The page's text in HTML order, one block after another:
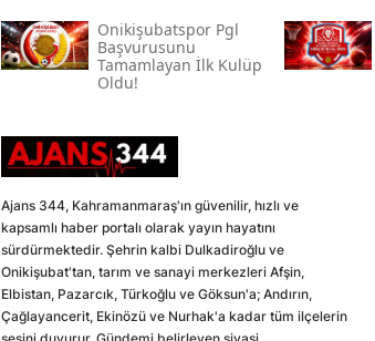
Onikişubatspor Pgl
Başvurusunu
Tamamlayan İlk Kulüp
Oldu!
Ajans 344, Kahramanmaraş'ın güvenilir, hızlı ve
kapsamlı haber portalı olarak yayın hayatını
sürdürmektedir. Şehrin kalbi Dulkadiroğlu ve
Onikişubat'tan, tarım ve sanayi merkezleri Afşin,
Elbistan, Pazarcık, Türkoğlu ve Göksun'a; Andırın,
Çağlayancerit, Ekinözü ve Nurhak'a kadar tüm ilçelerin